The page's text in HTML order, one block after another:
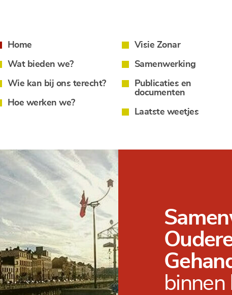
Home
Wat bieden we?
Wie kan bij ons terecht?
Hoe werken we?
Visie Zonar
Samenwerking
Publicaties en
documenten
Laatste weetjes
binnen